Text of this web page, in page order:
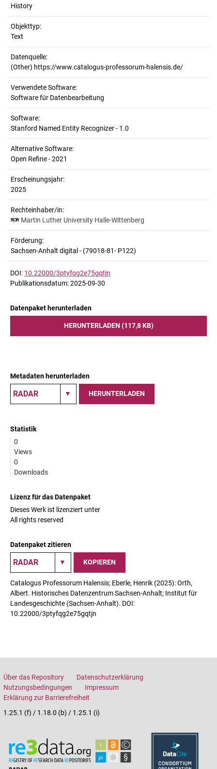
History
Objekttyp:
Text
Datenquelle:
(Other) https://www.catalogus-professorum-halensis.de/
Verwendete Software:
Software für Datenbearbeitung
Software:
Stanford Named Entity Recognizer - 1.0
Alternative Software:
Open Refine - 2021
Erscheinungsjahr:
2025
Rechteinhaber/in:
Martin Luther University Halle-Wittenberg
Förderung:
Sachsen-Anhalt digital - (79018-81- P122)
DOI: 10.22000/3ptyfqg2e75gqtjn
Publikationsdatum: 2025-09-30
Datenpaket herunterladen
HERUNTERLADEN (117,8 KB)
Metadaten herunterladen
HERUNTERLADEN
Statistik
0
Views
0
Downloads
Lizenz für das Datenpaket
Dieses Werk ist lizenziert unter
All rights reserved
Datenpaket zitieren
KOPIEREN
Catalogus Professorum Halensis; Eberle, Henrik (2025): Orth,
Albert. Historisches Datenzentrum Sachsen-Anhalt; Institut für
Landesgeschichte (Sachsen-Anhalt). DOI:
10.22000/3ptyfqg2e75gqtjn
Über das Repository
Datenschutzerklärung
Nutzungsbedingungen
Impressum
Erklärung zur Barrierefreiheit
1.25.1 (f) / 1.18.0 (b) / 1.25.1 (i)